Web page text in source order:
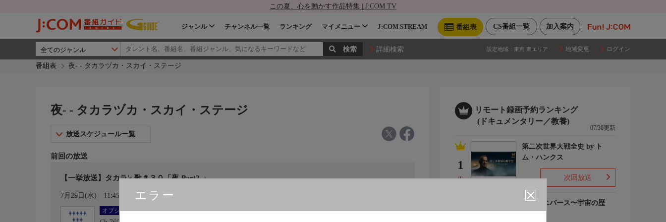
この夏、心を動かす作品特集 | J:COM TV
加入案内
CS番組一覧
番組表
ジャンル チャンネル一覧 ランキング マイメニュー J:COM STREAM
詳細検索 設定地域： 東京 東エリア 地域変更 ログイン
番組表 夜- - タカラヅカ・スカイ・ステージ
エラー
夜- - タカラヅカ・スカイ・ステージ
放送スケジュール一覧
前回の放送
【一挙放送】タカラ's 歌＃３０「夜-Part2-」
7月29日(水) 11:45〜12:00 カレンダー登録
オプション
リモート録画予約ランキング
(ドキュメンタリー／教養)
07/30更新
1
(1)
第二次世界大戦全史 by ト
ム・ハンクス
次回放送
ザ・ユニバース〜宇宙の歴